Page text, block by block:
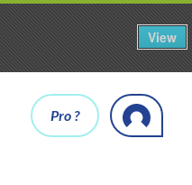
View
Pro ?